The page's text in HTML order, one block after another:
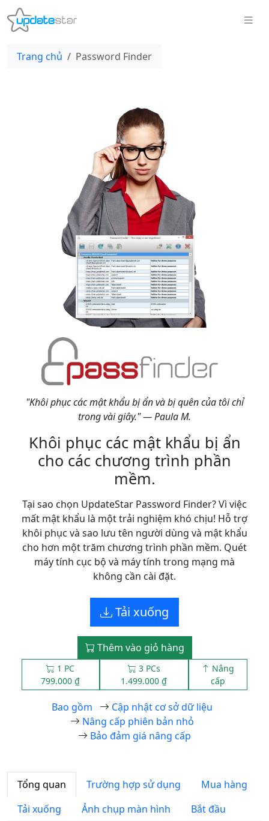
Trang chủ Password Finder
"Khôi phục các mật khẩu bị ẩn và bị quên của tôi chỉ
trong vài giây." — Paula M.
Khôi phục các mật khẩu bị ẩn
cho các chương trình phần
mềm.
Tại sao chọn UpdateStar Password Finder? Vì việc
mất mật khẩu là một trải nghiệm khó chịu! Hỗ trợ
khôi phục và sao lưu tên người dùng và mật khẩu
cho hơn một trăm chương trình phần mềm. Quét
máy tính cục bộ và máy tính trong mạng mà
không cần cài đặt.
Tải xuống
Thêm vào giỏ hàng
1 PC
799.000 ₫
3 PCs
1.499.000 ₫
Nâng
cấp
Bao gồm
Cập nhật cơ sở dữ liệu
Nâng cấp phiên bản nhỏ
Bảo đảm giá nâng cấp
Tổng quan Trường hợp sử dụng
Mua hàng
Tải xuống
Ảnh chụp màn hình Bắt đầu